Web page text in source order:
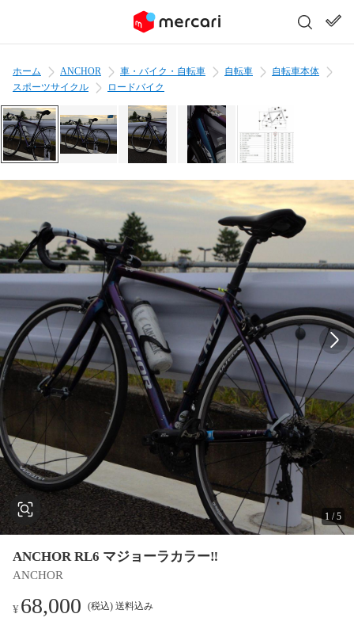
ホーム ANCHOR 車・バイク・自転車 自転車
自転車本体
スポーツサイクル
ロードバイク
1 /5
ANCHOR RL6 マジョーラカラー‼️
ANCHOR
¥68,000 (税込) 送料込み